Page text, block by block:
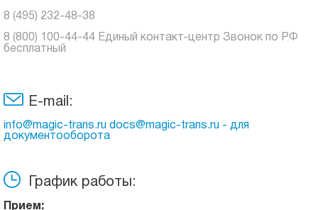
8 (495) 232-48-38
8 (800) 100-44-44 Единый контакт-центр Звонок по РФ
бесплатный
E-mail:
info@magic-trans.ru docs@magic-trans.ru - для
документооборота
График работы:
Прием: